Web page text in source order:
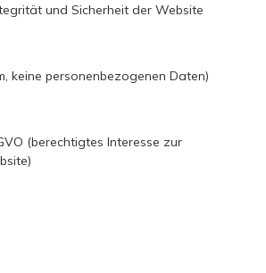
und Sicherheit der Website
keine personenbezogenen Daten)
(berechtigtes Interesse zur